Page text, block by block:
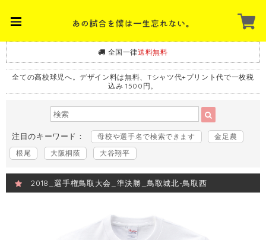
全国一律送料無料
全ての高校球児へ。デザイン料は無料、Tシャツ代+プリント代で一枚税
込み 1500円。
注目のキーワード： 母校や選手名で検索できます
金足農
根尾
大阪桐蔭 大谷翔平
2018_選手権鳥取大会_準決勝_鳥取城北-鳥取西